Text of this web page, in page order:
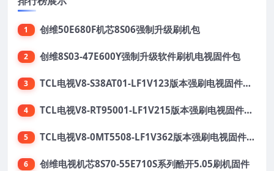
1 创维50E680F机芯8S06强制升级刷机包
2 创维8S03-47E600Y强制升级软件刷机电视固件包
3 TCL电视V8-S38AT01-LF1V123版本强刷电视固件包下载
4 TCL电视V8-RT95001-LF1V215版本强刷电视固件包下载
5 TCL电视V8-0MT5508-LF1V362版本强刷电视固件包下载
6 创维电视机芯8S70-55E710S系列酷开5.05刷机固件